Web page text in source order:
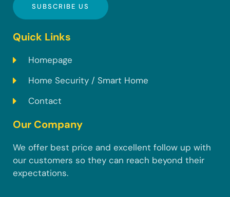
SUBSCRIBE US
Quick Links
Homepage
Home Security / Smart Home
Contact
Our Company
We offer best price and excellent follow up with
our customers so they can reach beyond their
expectations.